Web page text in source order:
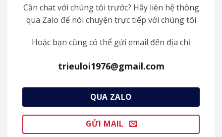
Cần chat với chúng tôi trước? Hãy liên hệ thông
qua Zalo để nói chuyện trực tiếp với chúng tôi
Hoặc bạn cũng có thể gửi email đến địa chỉ
trieuloi1976@gmail.com
QUA ZALO
GỬI MAIL